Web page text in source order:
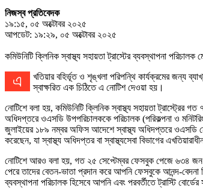
নিজস্ব প্রতিবেদক
১৯:১৫, ০৫ অক্টোবর ২০২৫
আপডেট: ১৯:২৯, ০৫ অক্টোবর ২০২৫
কমিউনিটি ক্লিনিক স্বাস্থ্য সহায়তা ট্রাস্টের ব্যবস্থাপনা
এখতিয়ার বহির্ভূত ও শৃঙ্খলা পরিপন্থি কার্যক্রমের জন্য ব্যাখ্যা চেয়ে কমিউনিটি ক্লিনিক স্বাস্থ্য সহায়তা ট্রাস্টের (সিসিএইচএসটি) ব্যবস্থাপনা পরিচালক (এমডি) মো. আখতারুজ্জামানকে তলব করেছে স্বাস্থ্য মন্ত্রণালয়। গত ২৮ সেপ্টেম্বর যুগ্ম সচিব শারাবান তাহুরা
স্বাক্ষরিত এক চিঠিতে এ নোটিশ দেওয়া হয়।
নোটিশে বলা হয়, কমিউনিটি ক্লিনিক স্বাস্থ্য সহায়তা ট্রাস্ট্রের
অধিদপ্তরে ওএসডি উপপরিচালককে পরিচালক (পরিকল্পনা ও
জুলাইয়ের ১৮৯ নম্বর অফিস আদেশে স্বাস্থ্য অধিদপ্তরে ওএসডি
করেছেন, যা স্বাস্থ্য অধিদপ্তর বা স্বাস্থ্যসেবা বিভাগের
নোটিশে আরও বলা হয়, গত ২৫ সেপ্টেম্বর ফেসবুক পেজে ৬৩৪ জন
পেরে তাদের বেতন-ভাতা প্রদান করে আপনি ফেসবুকে আনন্দ-
ব্যবস্থাপনা পরিচালক হিসেবে আপনি এবং পরবর্তীতে ট্রাস্টি